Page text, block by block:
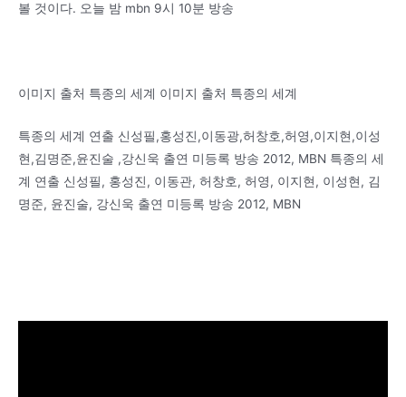
볼 것이다. 오늘 밤 mbn 9시 10분 방송
이미지 출처 특종의 세계 이미지 출처 특종의 세계
특종의 세계 연출 신성필,홍성진,이동광,허창호,허영,이지현,이성
현,김명준,윤진술 ,강신욱 출연 미등록 방송 2012, MBN 특종의 세
계 연출 신성필, 홍성진, 이동관, 허창호, 허영, 이지현, 이성현, 김
명준, 윤진술, 강신욱 출연 미등록 방송 2012, MBN